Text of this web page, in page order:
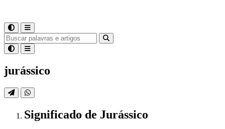
jurássico
Significado de Jurássico